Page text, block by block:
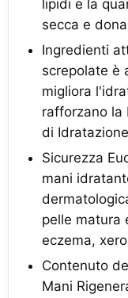
lipidi e la
secca e
Ingredienti
screpolate è
migliora
rafforzano la
di
Sicurezza
mani
pelle matura
eczema,
Contenuto
Mani